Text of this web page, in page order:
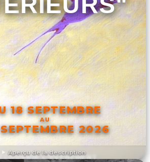
Aperçu de la description
18 SEPTEMBRE
AU
2026
L'ÉVÉNEMENT